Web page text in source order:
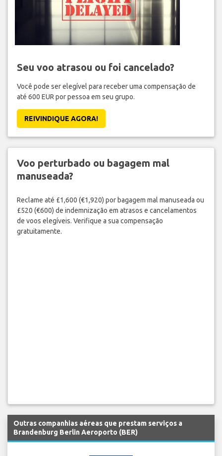
Seu voo atrasou ou foi cancelado?
Você pode ser elegível para receber uma compensação de
até 600 EUR por pessoa em seu grupo.
REIVINDIQUE AGORA!
Voo perturbado ou bagagem mal
manuseada?
Reclame até £1,600 (€1,920) por bagagem mal manuseada ou
£520 (€600) de indemnização em atrasos e cancelamentos
de voos elegíveis. Verifique a sua compensação
gratuitamente.
Outras companhias aéreas que prestam serviços a
Brandenburg Berlin Aeroporto (BER)